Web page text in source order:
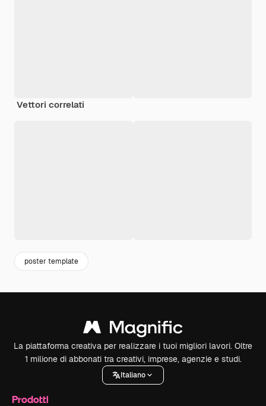
Vettori correlati
poster template
La piattaforma creativa per realizzare i tuoi migliori lavori. Oltre
1 milione di abbonati tra creativi, imprese, agenzie e studi.
Italiano
Prodotti